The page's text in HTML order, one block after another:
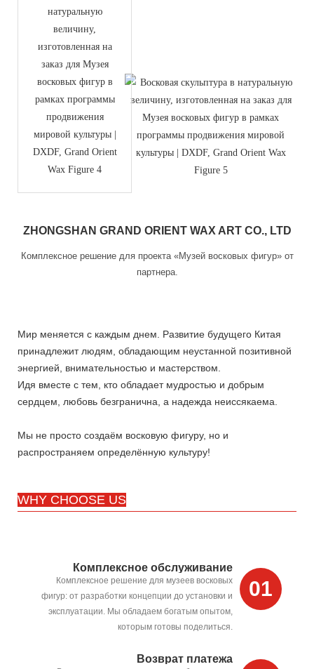
ZHONGSHAN GRAND ORIENT WAX ART CO., LTD
Комплексное решение для проекта «Музей восковых фигур» от
партнера.
Мир меняется с каждым днем. Развитие будущего Китая
принадлежит людям, обладающим неустанной позитивной
энергией, внимательностью и мастерством.
Идя вместе с тем, кто обладает мудростью и добрым
сердцем, любовь безгранична, а надежда неиссякаема.
Мы не просто создаём восковую фигуру, но и
распространяем определённую культуру!
WHY CHOOSE US
01
Комплексное обслуживание
Комплексное решение для музеев восковых
фигур: от разработки концепции до установки и
эксплуатации. Мы обладаем богатым опытом,
которым готовы поделиться.
Возврат платежа